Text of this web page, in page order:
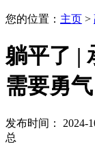
您的位置： 主页 >
躺平了 |
需要勇气
发布时间：
总